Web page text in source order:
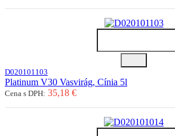
D020101103
Platinum V30 Vasvirág, Cínia 5l
Cena s DPH: 35,18 €